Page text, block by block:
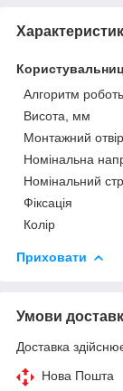
Алгоритм
Висота, мм
Монтажний отвір
Номінальна
Номінальний
Фіксація
Колір
Приховати
Умови
Доставка
Нова Пошта